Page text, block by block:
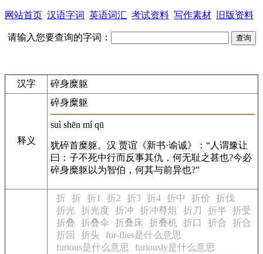
网站首页 汉语字词 英语词汇 考试资料 写作素材 旧版资料
请输入您要查询的字词：
汉字 碎身糜躯
释义
碎身糜躯
suì shēn mí qū
犹碎首糜躯。汉 贾谊《新书·谕诚》：“人谓豫让
曰：子不死中行而反事其仇，何无耻之甚也?今必
碎身糜躯以为智伯，何其与前异也?”
折 折 折1 折2 折3 折4 折中 折价
折伐
折光
折光度 折冲 折冲尊俎 折刀 折半
折受
折叠
折叠伞 折叠床 折叠机 折口 折合
折合
折回
折头
fur-flies是什么意思
furious是什么意思
furiously是什么意思